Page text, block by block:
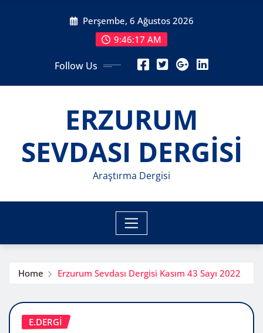
Perşembe, 6 Ağustos 2026
9:46:20 AM
Follow Us
ERZURUM
SEVDASI DERGİSİ
Araştırma Dergisi
Home Erzurum Sevdası Dergisi Kasım 43 Sayı 2022
E.DERGİ